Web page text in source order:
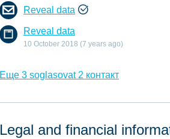
Reveal data
Reveal data
10 October 2018 (7 years ago)
Еще 3 soglasovat 2 контакт
Legal and financial